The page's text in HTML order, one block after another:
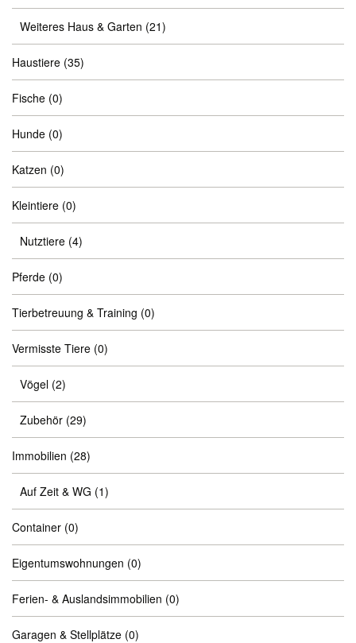
Weiteres Haus & Garten (21)
Haustiere (35)
Fische (0)
Hunde (0)
Katzen (0)
Kleintiere (0)
Nutztiere (4)
Pferde (0)
Tierbetreuung & Training (0)
Vermisste Tiere (0)
Vögel (2)
Zubehör (29)
Immobilien (28)
Auf Zeit & WG (1)
Container (0)
Eigentumswohnungen (0)
Ferien- & Auslandsimmobilien (0)
Garagen & Stellplätze (0)